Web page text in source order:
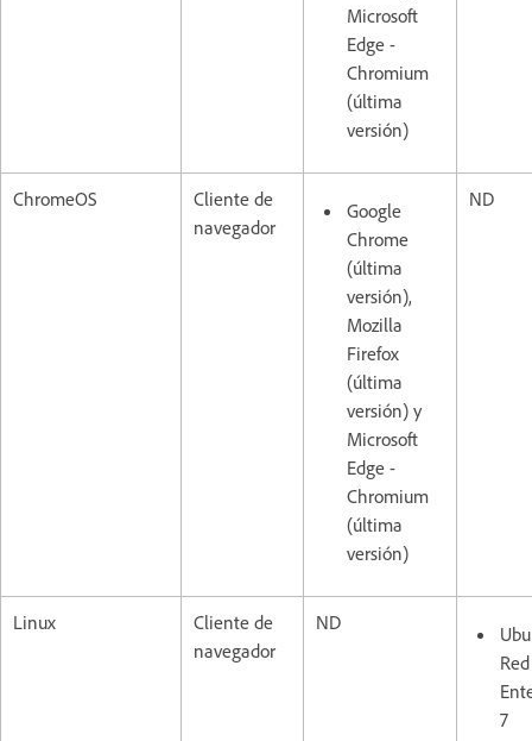
Microsoft
Edge -
Chromium
(última
versión)
ChromeOS
Cliente de
navegador
Google
Chrome
(última
versión),
Mozilla
Firefox
(última
versión) y
Microsoft
Edge -
Chromium
(última
versión)
ND
Linux
Cliente de
navegador
ND
7